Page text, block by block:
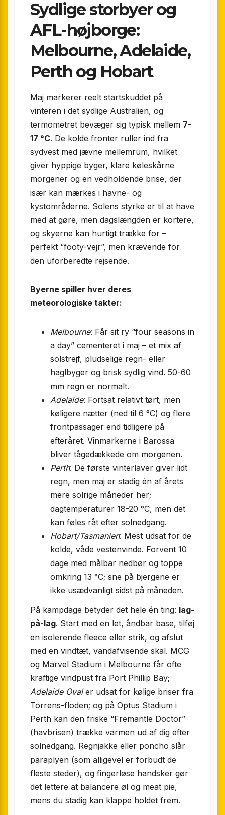
Sydlige storbyer og
AFL-højborge:
Melbourne, Adelaide,
Perth og Hobart
Maj markerer reelt startskuddet på
vinteren i det sydlige Australien, og
termometret bevæger sig typisk mellem 7-
17 °C. De kolde fronter ruller ind fra
sydvest med jævne mellemrum, hvilket
giver hyppige byger, klare køleskårne
morgener og en vedholdende brise, der
især kan mærkes i havne- og
kystområderne. Solens styrke er til at have
med at gøre, men dagslængden er kortere,
og skyerne kan hurtigt trække for –
perfekt “footy-vejr”, men krævende for
den uforberedte rejsende.
Byerne spiller hver deres
meteorologiske takter:
Melbourne: Får sit ry “four seasons in
a day” cementeret i maj – et mix af
solstrejf, pludselige regn- eller
haglbyger og brisk sydlig vind. 50-60
mm regn er normalt.
Adelaide: Fortsat relativt tørt, men
køligere nætter (ned til 6 °C) og flere
frontpassager end tidligere på
efteråret. Vinmarkerne i Barossa
bliver tågedækkede om morgenen.
Perth: De første vinterlaver giver lidt
regn, men maj er stadig én af årets
mere solrige måneder her;
dagtemperaturer 18-20 °C, men det
kan føles råt efter solnedgang.
Hobart/Tasmanien: Mest udsat for de
kolde, våde vestenvinde. Forvent 10
dage med målbar nedbør og toppe
omkring 13 °C; sne på bjergene er
ikke usædvanligt sidst på måneden.
På kampdage betyder det hele én ting: lag-
på-lag. Start med en let, åndbar base, tilføj
en isolerende fleece eller strik, og afslut
med en vindtæt, vandafvisende skal. MCG
og Marvel Stadium i Melbourne får ofte
kraftige vindpust fra Port Phillip Bay;
Adelaide Ovaler udsat for kølige briser fra
Torrens-floden; og på Optus Stadium i
Perth kan den friske “Fremantle Doctor”
(havbrisen) trække varmen ud af dig efter
solnedgang. Regnjakke eller poncho slår
paraplyen (som alligevel er forbudt de
fleste steder), og fingerløse handsker gør
det lettere at balancere øl og meat pie,
mens du stadig kan klappe holdet frem.